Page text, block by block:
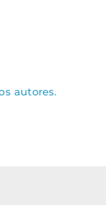
autores.